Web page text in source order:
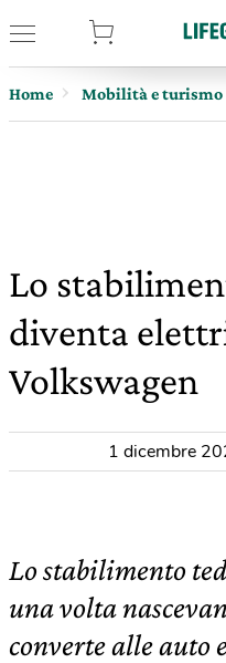
Home Mobilità e turismo
Lo
diventa
Volkswagen
1 dicembre
Lo stabilimento
una volta
converte alle auto